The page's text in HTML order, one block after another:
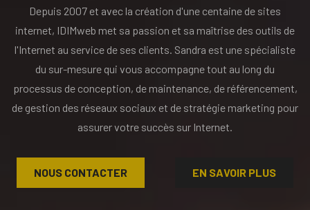
Depuis 2007 et avec la création d'une centaine de sites
internet, IDIMweb met sa passion et sa maîtrise des outils de
l'Internet au service de ses clients. Sandra est une spécialiste
du sur-mesure qui vous accompagne tout au long du
processus de conception, de maintenance, de référencement,
de gestion des réseaux sociaux et de stratégie marketing pour
assurer votre succès sur Internet.
NOUS CONTACTER EN SAVOIR PLUS